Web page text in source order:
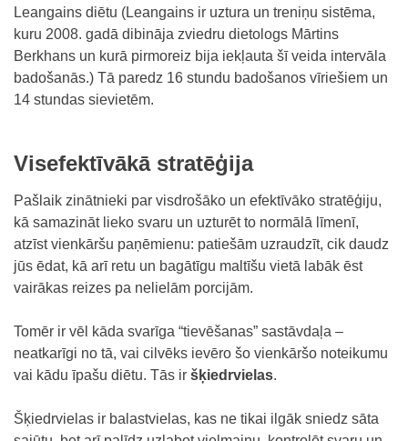
Leangains diētu (Leangains ir uztura un treniņu sistēma,
kuru 2008. gadā dibināja zviedru dietologs Mārtins
Berkhans un kurā pirmoreiz bija iekļauta šī veida intervāla
badošanās.) Tā paredz 16 stundu badošanos vīriešiem un
14 stundas sievietēm.
Visefektīvākā stratēģija
Pašlaik zinātnieki par visdrošāko un efektīvāko stratēģiju,
kā samazināt lieko svaru un uzturēt to normālā līmenī,
atzīst vienkāršu paņēmienu: patiešām uzraudzīt, cik daudz
jūs ēdat, kā arī retu un bagātīgu maltīšu vietā labāk ēst
vairākas reizes pa nelielām porcijām.
Tomēr ir vēl kāda svarīga “tievēšanas” sastāvdaļa –
neatkarīgi no tā, vai cilvēks ievēro šo vienkāršo noteikumu
vai kādu īpašu diētu. Tās ir šķiedrvielas.
Šķiedrvielas ir balastvielas, kas ne tikai ilgāk sniedz sāta